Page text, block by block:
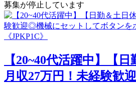
募集が停止しています
【20~40代活躍中】【日
月収27万円！未経験歓